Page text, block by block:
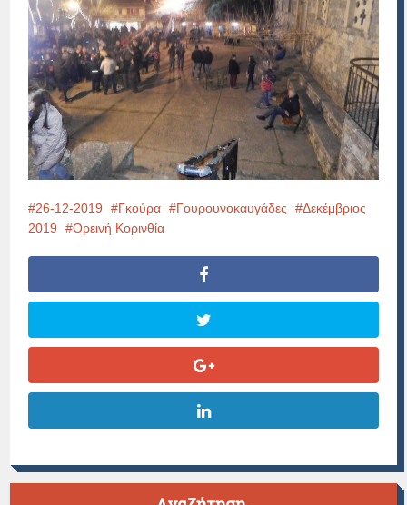
26-12-2019 Γκούρα Γουρουνοκαυγάδες
Δεκέμβριος
2019
Ορεινή Κορινθία